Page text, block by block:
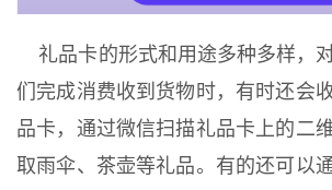
礼品卡的形式和用途多种多样，
们完成消费收到货物时，有时还会
品卡，通过微信扫描礼品卡上的二
取雨伞、茶壶等礼品。有的还可以